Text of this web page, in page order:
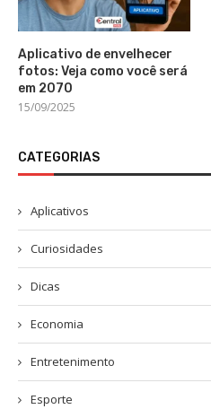
Aplicativo de envelhecer
fotos: Veja como você será
em 2070
15/09/2025
CATEGORIAS
Aplicativos
Curiosidades
Dicas
Economia
Entretenimento
Esporte